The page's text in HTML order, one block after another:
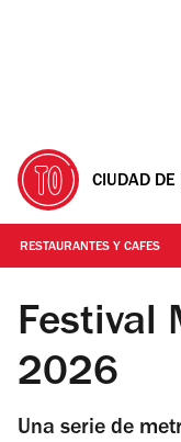
CIUDAD DE
RESTAURANTES Y CAFES
Festival MIX 2026 |
Festival
2026
Una serie de